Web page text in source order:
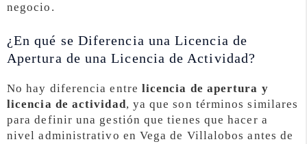
negocio.
¿En qué se Diferencia una Licencia de
Apertura de una Licencia de Actividad?
No hay diferencia entre licencia de apertura y
licencia de actividad, ya que son términos similares
para definir una gestión que tienes que hacer a
nivel administrativo en Vega de Villalobos antes de